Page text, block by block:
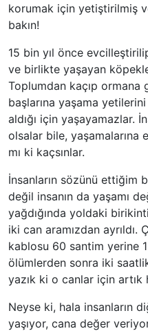
korumak için yetiştirilmiş
bakın!
15 bin yıl önce
ve birlikte yaşayan
Toplumdan kaçıp ormana
başlarına yaşama
aldığı için yaşayamazlar.
olsalar bile, yaşamalarına
mı ki kaçsınlar.
İnsanların sözünü ettiğim
değil insanın da yaşamı
yağdığında yoldaki
iki can aramızdan
kablosu 60 santim yerine
ölümlerden sonra iki
yazık ki o canlar için artık
Neyse ki, hala insanların
yaşıyor, cana değer